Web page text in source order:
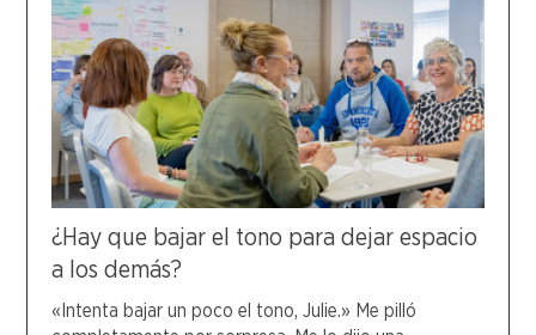
¿Hay que bajar el tono para dejar espacio
a los demás?
«Intenta bajar un poco el tono, Julie.» Me pilló